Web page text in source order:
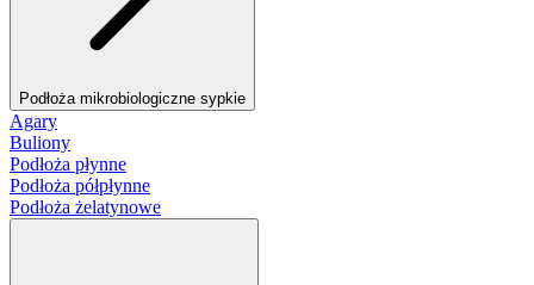
Podłoża mikrobiologiczne sypkie
Agary
Buliony
Podłoża płynne
Podłoża półpłynne
Podłoża żelatynowe